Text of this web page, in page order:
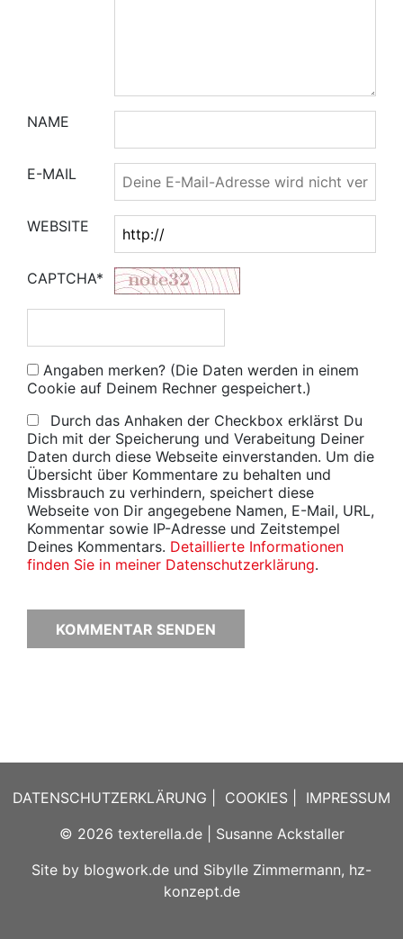
NAME
E-MAIL
WEBSITE
CAPTCHA*
Angaben merken? (Die Daten werden in einem
Cookie auf Deinem Rechner gespeichert.)
Durch das Anhaken der Checkbox erklärst Du
Dich mit der Speicherung und Verabeitung Deiner
Daten durch diese Webseite einverstanden. Um die
Übersicht über Kommentare zu behalten und
Missbrauch zu verhindern, speichert diese
Webseite von Dir angegebene Namen, E-Mail, URL,
Kommentar sowie IP-Adresse und Zeitstempel
Deines Kommentars. Detaillierte Informationen
finden Sie in meiner Datenschutzerklärung.
DATENSCHUTZERKLÄRUNG COOKIES
IMPRESSUM
© 2026 texterella.de| Susanne Ackstaller
Site by blogwork.de und Sibylle Zimmermann, hz-
konzept.de